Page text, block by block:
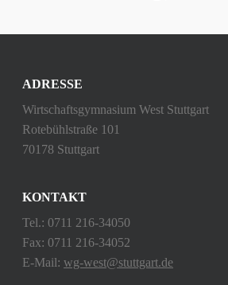
ADRESSE
Wirtschaftsgymnasium West Stuttgart
Rotebühlstraße 101
70178 Stuttgart
KONTAKT
Tel.: 0711 216-34050
Fax: 0711 216-34052
E-Mail: wg-west@stuttgart.de